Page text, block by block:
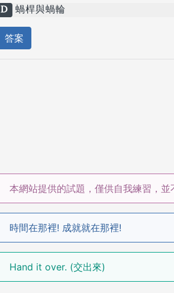
D 蝸桿與蝸輪
答案
本網站提供的試題，僅供自我練習，
時間在那裡! 成就就在那裡!
Hand it over. (交出來)